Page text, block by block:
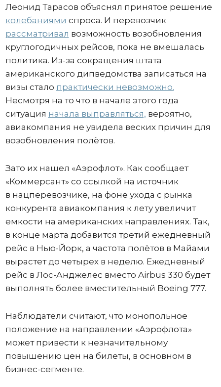
Леонид Тарасов объяснял принятое решение
колебаниями спроса. И перевозчик
рассматривал возможность возобновления
круглогодичных рейсов, пока не вмешалась
политика. Из-за сокращения штата
американского дипведомства записаться на
визы стало практически невозможно.
Несмотря на то что в начале этого года
ситуация начала выправляться, вероятно,
авиакомпания не увидела веских причин для
возобновления полётов.
Зато их нашел «Аэрофлот». Как сообщает
«Коммерсант» со ссылкой на источник
в нацперевозчике, на фоне ухода с рынка
конкурента авиакомпания к лету увеличит
емкости на американских направлениях. Так,
в конце марта добавится третий ежедневный
рейс в Нью-Йорк, а частота полётов в Майами
вырастет до четырех в неделю. Ежедневный
рейс в Лос-Анджелес вместо Airbus 330 будет
выполнять более вместительный Boeing 777.
Наблюдатели считают, что монопольное
положение на направлении «Аэрофлота»
может привести к незначительному
повышению цен на билеты, в основном в
бизнес-сегменте.